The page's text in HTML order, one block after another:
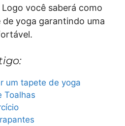
você saberá como
yoga garantindo uma
um tapete de yoga
Toalhas